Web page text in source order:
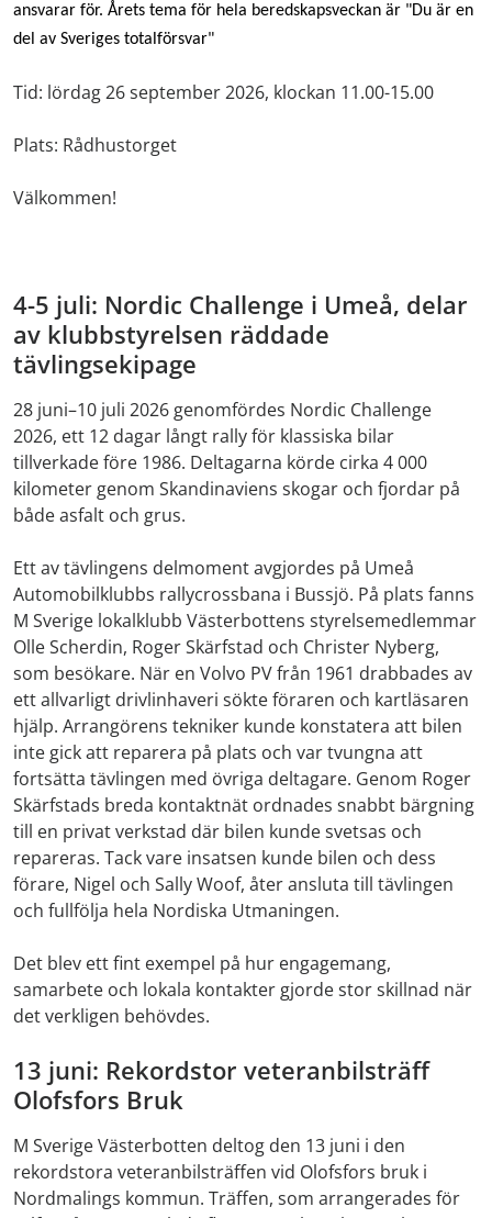
ansvarar för. Årets tema för hela beredskapsveckan är "Du är en
del av Sveriges totalförsvar"
Tid: lördag 26 september 2026, klockan 11.00-15.00
Plats: Rådhustorget
Välkommen!
4-5 juli: Nordic Challenge i Umeå, delar
av klubbstyrelsen räddade
tävlingsekipage
28 juni–10 juli 2026 genomfördes Nordic Challenge
2026, ett 12 dagar långt rally för klassiska bilar
tillverkade före 1986. Deltagarna körde cirka 4 000
kilometer genom Skandinaviens skogar och fjordar på
både asfalt och grus.
Ett av tävlingens delmoment avgjordes på Umeå
Automobilklubbs rallycrossbana i Bussjö. På plats fanns
M Sverige lokalklubb Västerbottens styrelsemedlemmar
Olle Scherdin, Roger Skärfstad och Christer Nyberg,
som besökare. När en Volvo PV från 1961 drabbades av
ett allvarligt drivlinhaveri sökte föraren och kartläsaren
hjälp. Arrangörens tekniker kunde konstatera att bilen
inte gick att reparera på plats och var tvungna att
fortsätta tävlingen med övriga deltagare. Genom Roger
Skärfstads breda kontaktnät ordnades snabbt bärgning
till en privat verkstad där bilen kunde svetsas och
repareras. Tack vare insatsen kunde bilen och dess
förare, Nigel och Sally Woof, åter ansluta till tävlingen
och fullfölja hela Nordiska Utmaningen.
Det blev ett fint exempel på hur engagemang,
samarbete och lokala kontakter gjorde stor skillnad när
det verkligen behövdes.
13 juni: Rekordstor veteranbilsträff
Olofsfors Bruk
M Sverige Västerbotten deltog den 13 juni i den
rekordstora veteranbilsträffen vid Olofsfors bruk i
Nordmalings kommun. Träffen, som arrangerades för